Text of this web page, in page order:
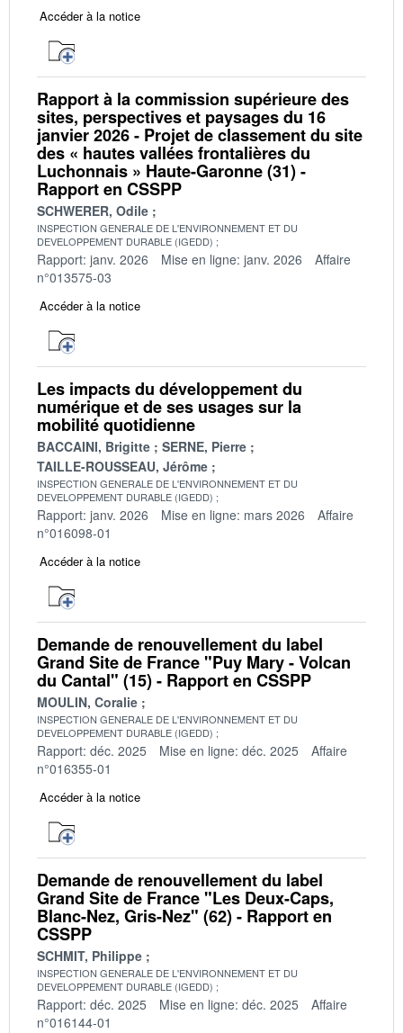
Accéder à la notice
Rapport à la commission supérieure des
sites, perspectives et paysages du 16
janvier 2026 - Projet de classement du site
des « hautes vallées frontalières du
Luchonnais » Haute-Garonne (31) -
Rapport en CSSPP
SCHWERER, Odile
INSPECTION GENERALE DE L'ENVIRONNEMENT ET DU
DEVELOPPEMENT DURABLE (IGEDD)
Rapport: janv. 2026 Mise en ligne: janv. 2026
Affaire
n°013575-03
Accéder à la notice
Les impacts du développement du
numérique et de ses usages sur la
mobilité quotidienne
BACCAINI, Brigitte
SERNE, Pierre
TAILLE-ROUSSEAU, Jérôme
INSPECTION GENERALE DE L'ENVIRONNEMENT ET DU
DEVELOPPEMENT DURABLE (IGEDD)
Rapport: janv. 2026 Mise en ligne: mars 2026
Affaire
n°016098-01
Accéder à la notice
Demande de renouvellement du label
Grand Site de France "Puy Mary - Volcan
du Cantal" (15) - Rapport en CSSPP
MOULIN, Coralie
INSPECTION GENERALE DE L'ENVIRONNEMENT ET DU
DEVELOPPEMENT DURABLE (IGEDD)
Rapport: déc. 2025 Mise en ligne: déc. 2025
Affaire
n°016355-01
Accéder à la notice
Demande de renouvellement du label
Grand Site de France "Les Deux-Caps,
Blanc-Nez, Gris-Nez" (62) - Rapport en
CSSPP
SCHMIT, Philippe
INSPECTION GENERALE DE L'ENVIRONNEMENT ET DU
DEVELOPPEMENT DURABLE (IGEDD)
Rapport: déc. 2025 Mise en ligne: déc. 2025
Affaire
n°016144-01